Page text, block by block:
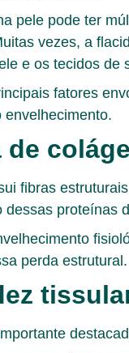
pele pode ter
vezes, a
e os tecidos de
fatores
envelhecimento.
de
fibras
dessas proteínas
perda